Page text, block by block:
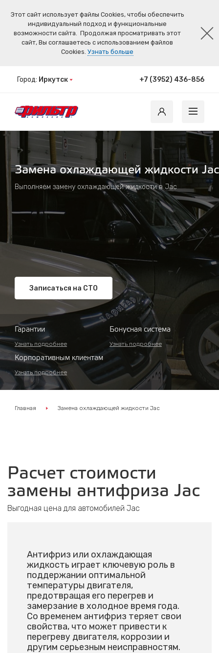
Этот сайт использует файлы Cookies, чтобы обеспечить
индивидуальный подход и функциональные
возможности сайта. Продолжая просматривать этот
сайт, Вы соглашаетесь с использованием файлов
Cookies. Узнать больше
Город: Иркутск +7 (3952) 436-856
Замена охлаждающей жидкости Jac
Выполняем замену охлаждающей жидкости в Jac
Записаться на СТО
Гарантии
Узнать подробнее
Бонусная система
Узнать подробнее
Корпоративным клиентам
Узнать подробнее
Главная Замена охлаждающей жидкости Jac
Расчет стоимости
замены антифриза Jac
Выгодная цена для автомобилей Jac
Антифриз или охлаждающая
жидкость играет ключевую роль в
поддержании оптимальной
температуры двигателя,
предотвращая его перегрев и
замерзание в холодное время года.
Со временем антифриз теряет свои
свойства, что может привести к
перегреву двигателя, коррозии и
другим серьезным неисправностям.